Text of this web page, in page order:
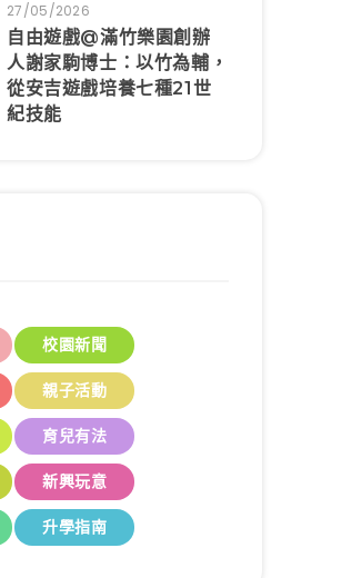
27/05/2026
自由遊戲@滿竹樂園創辦
人謝家駒博士：以竹為輔，
從安吉遊戲培養七種21世
紀技能
校園新聞
親子活動
育兒有法
新興玩意
升學指南